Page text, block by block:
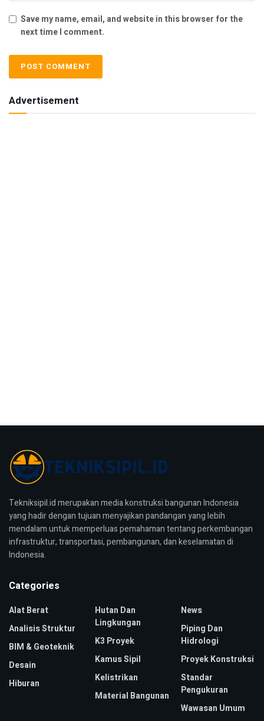
Save my name, email, and website in this browser for the
next time I comment.
Advertisement
Tekniksipil.id merupakan media konstruksi bangunan Indonesia
yang hadir dengan tujuan menyajikan pandangan yang lebih
mendalam untuk memperluas pemahaman tentang perkembangan
infrastruktur, transportasi, pembangunan, dan keselamatan di
Indonesia.
Categories
Alat Berat
Analisis Struktur
BIM & Geoteknik
Desain
Hiburan
Hutan Dan
Lingkungan
K3 Proyek
Kamus Sipil
Kelistrikan
Material Bangunan
News
Piping Dan
Hidrologi
Proyek Konstruksi
Standar
Pengukuran
Wawasan Umum